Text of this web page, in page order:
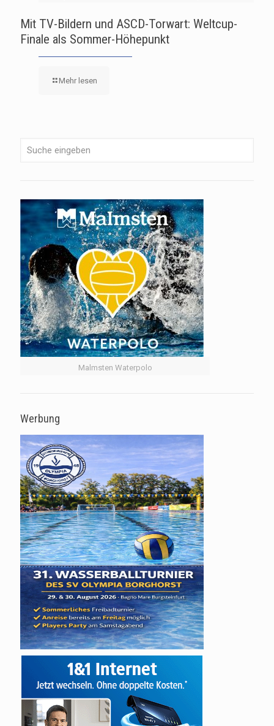
Mit TV-Bildern und ASCD-Torwart: Weltcup-
Finale als Sommer-Höhepunkt
Mehr lesen
Malmsten Waterpolo
Werbung